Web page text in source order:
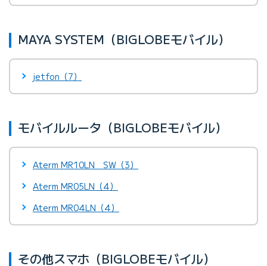
MAYA SYSTEM（BIGLOBEモバイル）
jetfon（7）
モバイルルータ（BIGLOBEモバイル）
Aterm MR10LN SW（3）
Aterm MR05LN（4）
Aterm MR04LN（4）
その他スマホ（BIGLOBEモバイル）